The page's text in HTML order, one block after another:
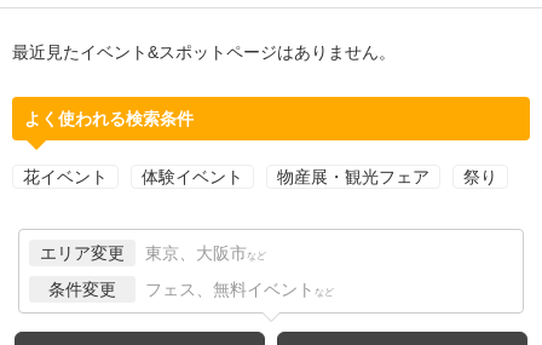
最近見たイベント&スポットページはありません。
よく使われる検索条件
花イベント 体験イベント 物産展・観光フェア 祭り
エリア変更 東京、大阪市 など
条件変更 フェス、無料イベント など